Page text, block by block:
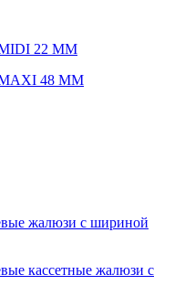
22 ММ
48 ММ
жалюзи с шириной
кассетные жалюзи с